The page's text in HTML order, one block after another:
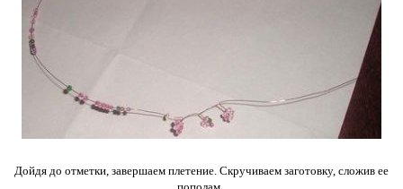
Дойдя до отметки, завершаем плетение. Скручиваем заготовку, сложив ее